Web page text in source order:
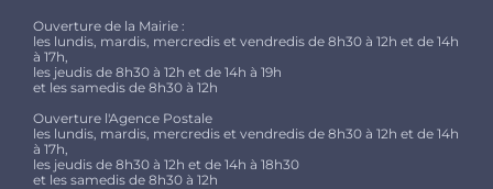
Ouverture de la Mairie :
les lundis, mardis, mercredis et vendredis de 8h30 à 12h et de 14h
à 17h,
les jeudis de 8h30 à 12h et de 14h à 19h
et les samedis de 8h30 à 12h
Ouverture l'Agence Postale
les lundis, mardis, mercredis et vendredis de 8h30 à 12h et de 14h
à 17h,
les jeudis de 8h30 à 12h et de 14h à 18h30
et les samedis de 8h30 à 12h